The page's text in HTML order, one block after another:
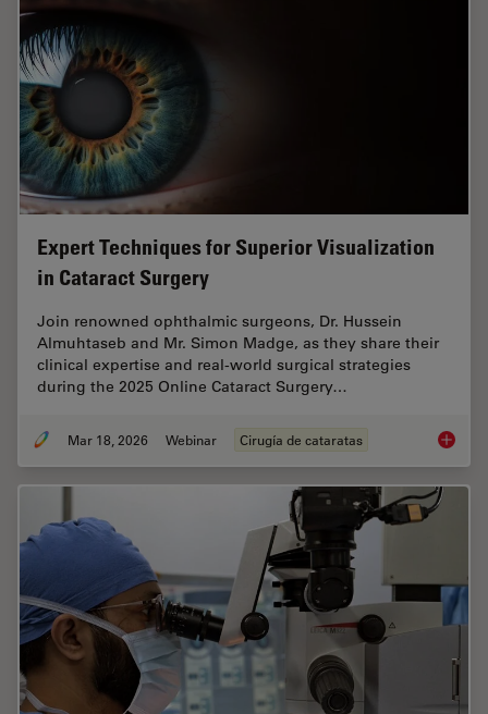
Expert Techniques for Superior Visualization
in Cataract Surgery
Join renowned ophthalmic surgeons, Dr. Hussein
Almuhtaseb and Mr. Simon Madge, as they share their
clinical expertise and real-world surgical strategies
during the 2025 Online Cataract Surgery…
Mar 18, 2026 Webinar Cirugía de cataratas Expert